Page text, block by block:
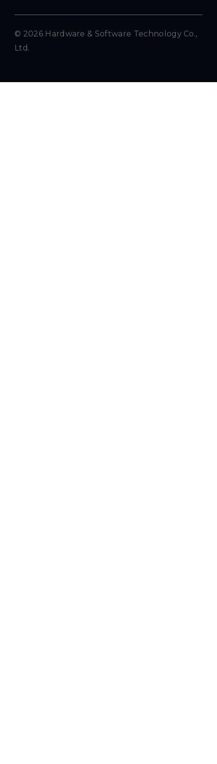
© 2026 Hardware & Software Technology Co.,
Ltd.